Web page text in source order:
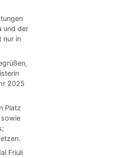
und der
nur in
2025
Platz
sowie
Friuli